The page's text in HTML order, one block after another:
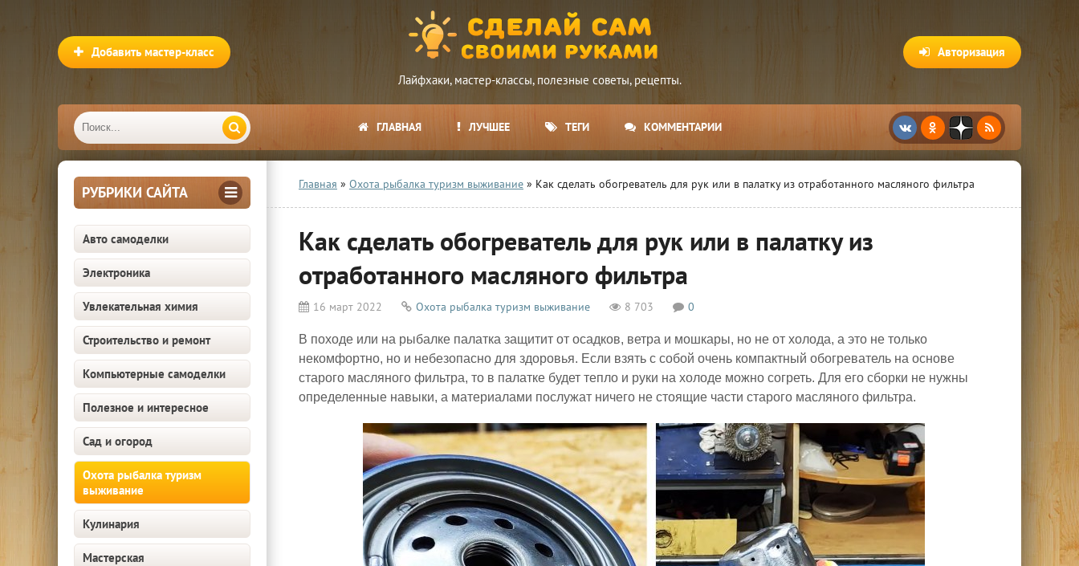
Лайфхаки, мастер-классы, полезные советы, рецепты.
Авторизация
Добавить мастер-класс
ГЛАВНАЯ ЛУЧШЕЕ ТЕГИ КОММЕНТАРИИ
РУБРИКИ САЙТА
Авто самоделки
Электроника
Увлекательная химия
Строительство и ремонт
Компьютерные самоделки
Полезное и интересное
Сад и огород
Охота рыбалка туризм
выживание
Кулинария
Мастерская
Главная » Охота рыбалка туризм выживание » Как сделать обогреватель для рук или в палатку из отработанного масляного фильтра
Как сделать обогреватель для рук или в палатку из
отработанного масляного фильтра
16 март 2022 Охота рыбалка туризм выживание 8 703 0
В походе или на рыбалке палатка защитит от осадков, ветра и мошкары, но не от холода, а это не только
некомфортно, но и небезопасно для здоровья. Если взять с собой очень компактный обогреватель на основе
старого масляного фильтра, то в палатке будет тепло и руки на холоде можно согреть. Для его сборки не нужны
определенные навыки, а материалами послужат ничего не стоящие части старого масляного фильтра.